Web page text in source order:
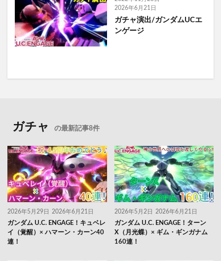
2026年6月21日
ガチャ演出/ガンダムUCエ
ンゲージ
ガチャ の最新記事8件
2026年5月29日 2026年6月21日
ガンダム U.C. ENGAGE！キュベレ
イ（覚醒）× ハマーン・カーン40
連！
2026年5月2日 2026年6月21日
ガンダム U.C. ENGAGE！ターン
X（月光蝶）× ギム・ギンガナム
160連！